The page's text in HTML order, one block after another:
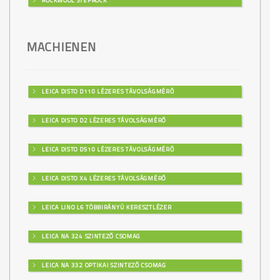
MACHIENEN
LEICA DISTO D110 LÉZERES TÁVOLSÁGMÉRŐ
LEICA DISTO D2 LÉZERES TÁVOLSÁGMÉRŐ
LEICA DISTO D510 LÉZERES TÁVOLSÁGMÉRŐ
LEICA DISTO X4 LÉZERES TÁVOLSÁGMÉRŐ
LEICA LINO L6 TÖBBIRÁNYÚ KERESZTLÉZER
LEICA NA 324 SZINTEZŐ CSOMAG
LEICA NA 332 OPTIKAI SZINTEZŐ CSOMAG